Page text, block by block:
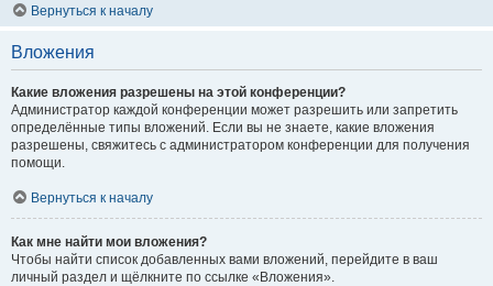
Вернуться к началу
Вложения
Какие вложения разрешены на этой конференции?
Администратор каждой конференции может разрешить или запретить
определённые типы вложений. Если вы не знаете, какие вложения
разрешены, свяжитесь с администратором конференции для получения
помощи.
Вернуться к началу
Как мне найти мои вложения?
Чтобы найти список добавленных вами вложений, перейдите в ваш
личный раздел и щёлкните по ссылке «Вложения».